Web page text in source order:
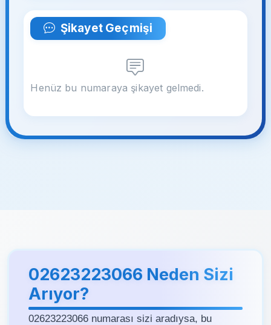
Şikayet Geçmişi
Henüz bu numaraya şikayet gelmedi.
02623223066 Neden Sizi
Arıyor?
02623223066 numarası sizi aradıysa, bu